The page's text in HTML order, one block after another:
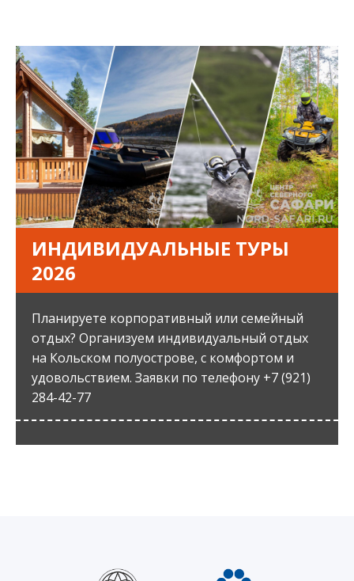
ИНДИВИДУАЛЬНЫЕ ТУРЫ
2026
Планируете корпоративный или семейный
отдых? Организуем индивидуальный отдых
на Кольском полуострове, с комфортом и
удовольствием. Заявки по телефону +7 (921)
284-42-77